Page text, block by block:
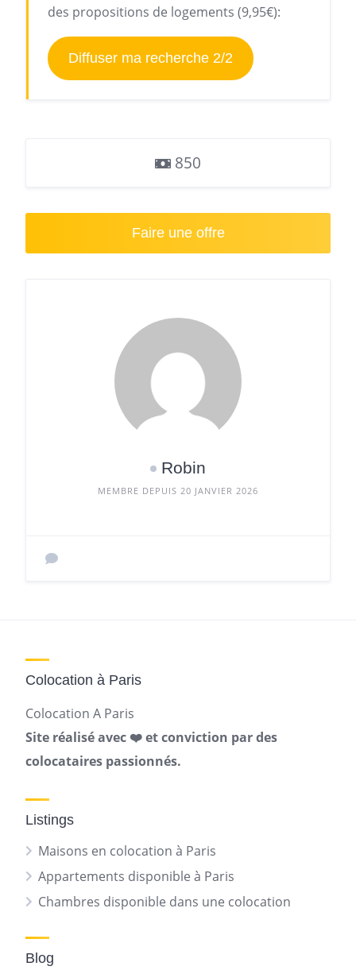
des propositions de logements (9,95€):
Diffuser ma recherche 2/2
850
Faire une offre
Robin
MEMBRE DEPUIS 20 JANVIER 2026
Colocation à Paris
Colocation A Paris
Site réalisé avec ❤️ et conviction par des
colocataires passionnés.
Listings
Maisons en colocation à Paris
Appartements disponible à Paris
Chambres disponible dans une colocation
Blog